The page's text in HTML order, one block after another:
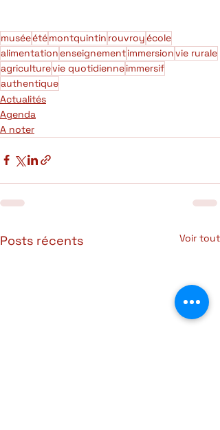
muséeétémontquintin rouvroyécole
alimentationenseignementimmersionvie rurale
agriculturevie quotidienneimmersif
authentique
Actualités
Agenda
A noter
Posts récents Voir tout